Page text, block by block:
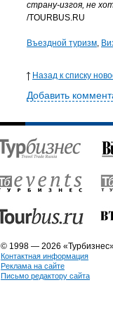
страну-изгоя, не
/TOURBUS.RU
Въездной туризм,
Назад к списку
Добавить
© 1998 — 2026
Контактная информация
Реклама на сайте
Письмо редактору сайта